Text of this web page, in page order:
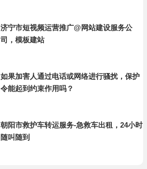
济宁市短视频运营推广@网站建设服务公
司，模板建站
如果加害人通过电话或网络进行骚扰，保护
令能起到约束作用吗？
朝阳市救护车转运服务-急救车出租，24小时
随叫随到